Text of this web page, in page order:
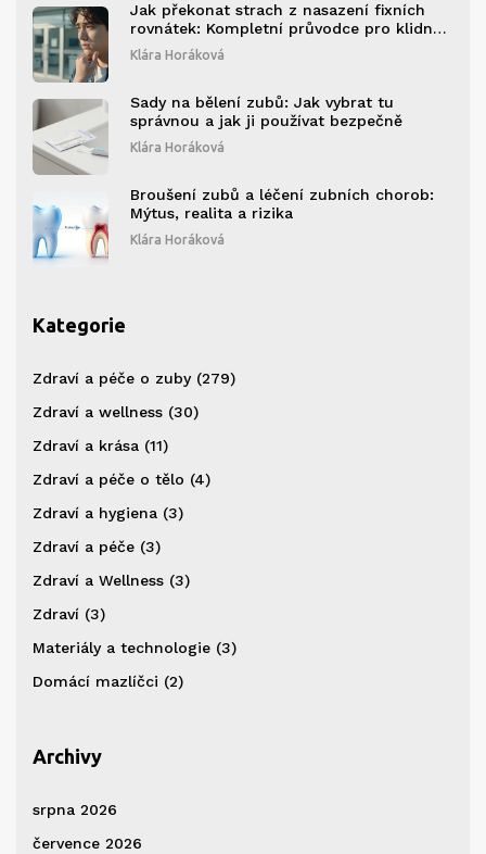
Jak překonat strach z nasazení fixních
rovnátek: Kompletní průvodce pro klidnou
mysl
Klára Horáková
Sady na bělení zubů: Jak vybrat tu
správnou a jak ji používat bezpečně
Klára Horáková
Broušení zubů a léčení zubních chorob:
Mýtus, realita a rizika
Klára Horáková
Kategorie
Zdraví a péče o zuby (279)
Zdraví a wellness (30)
Zdraví a krása (11)
Zdraví a péče o tělo (4)
Zdraví a hygiena (3)
Zdraví a péče (3)
Zdraví a Wellness (3)
Zdraví (3)
Materiály a technologie (3)
Domácí mazlíčci (2)
Archivy
srpna 2026
července 2026